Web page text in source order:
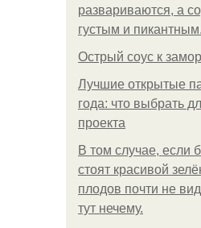
развариваются, а
густым и пикантным.
Острый соус к
Лучшие открытые
года: что выбрать
проекта
В том случае, если
стоят красивой
плодов почти не
тут нечему.